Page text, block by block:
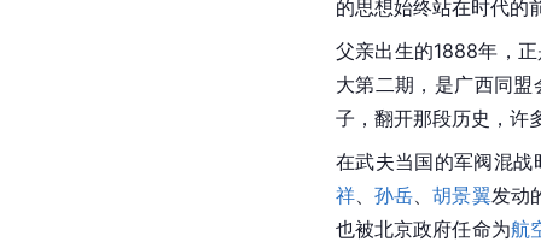
的思想始终站在时代的
父亲出生的1888年，
大第二期，是广西同
子，翻开那段历史，许
在武夫当国的军阀混战
祥 、孙岳 、胡景翼发动
也被北京政府任命为航